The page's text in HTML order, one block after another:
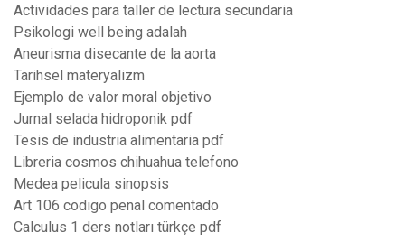
Actividades para taller de lectura secundaria
Psikologi well being adalah
Aneurisma disecante de la aorta
Tarihsel materyalizm
Ejemplo de valor moral objetivo
Jurnal selada hidroponik pdf
Tesis de industria alimentaria pdf
Libreria cosmos chihuahua telefono
Medea pelicula sinopsis
Art 106 codigo penal comentado
Calculus 1 ders notları türkçe pdf